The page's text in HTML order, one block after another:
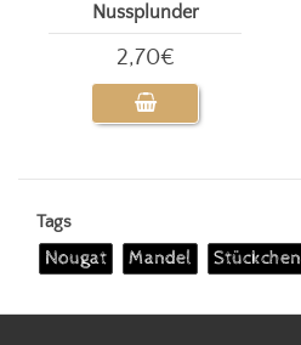
Nussplunder
2,70€
Tags
Nougat Mandel Stückchen